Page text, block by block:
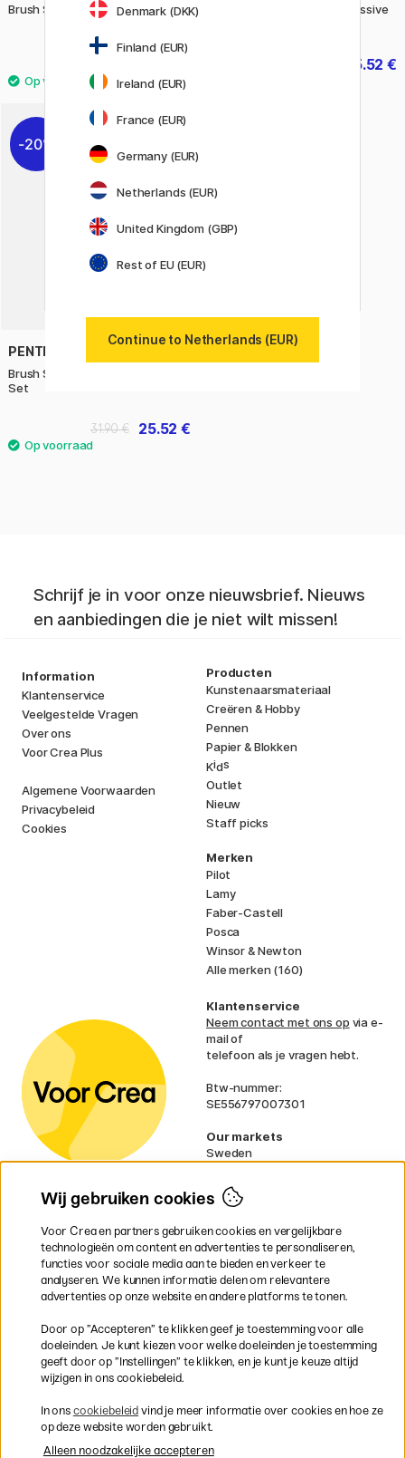
Brush Sign Pen Twin 6 Stuk
Brush Sign Pen Twin Expressive
25.52 €
20%
PENTEL
Brush Sign Pen Twin Expressive
Set
25.52 €
31.90 €
Schrijf je in voor onze nieuwsbrief. Nieuws
en aanbiedingen die je niet wilt missen!
Information
Klantenservice
Veelgestelde Vragen
Over ons
Voor Crea Plus
Algemene Voorwaarden
Privacybeleid
Cookies
Producten
Kunstenaarsmateriaal
Creëren & Hobby
Pennen
Papier & Blokken
Kids
Outlet
Nieuw
Staff picks
Merken
Pilot
Lamy
Faber-Castell
Posca
Winsor & Newton
Alle merken (160)
Klantenservice
Neem contact met ons op via e-
mail of
telefoon als je vragen hebt.
Btw-nummer:
SE556797007301
Our markets
Sweden
Denmark
Finland
Ireland
Germany
UK
EU
gelden voor volumineuze producten.
Snel en veilig met creditcard of iDEAL
Denmark (DKK)
Finland (EUR)
Ireland (EUR)
France (EUR)
Germany (EUR)
Netherlands (EUR)
United Kingdom (GBP)
Rest of EU (EUR)
Continue to Netherlands (EUR)
Wij gebruiken cookies
Voor Crea en partners gebruiken cookies en vergelijkbare
technologieën om content en advertenties te personaliseren,
functies voor sociale media aan te bieden en verkeer te
analyseren. We kunnen informatie delen om relevantere
advertenties op onze website en andere platforms te tonen.
Door op ”Accepteren” te klikken geef je toestemming voor alle
doeleinden. Je kunt kiezen voor welke doeleinden je toestemming
geeft door op ”Instellingen” te klikken, en je kunt je keuze altijd
wijzigen in ons cookiebeleid.
In ons cookiebeleid vind je meer informatie over cookies en hoe ze
op deze website worden gebruikt.
Alleen noodzakelijke accepteren